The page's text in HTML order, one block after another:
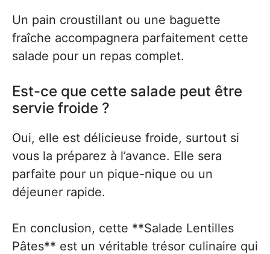
Un pain croustillant ou une baguette
fraîche accompagnera parfaitement cette
salade pour un repas complet.
Est-ce que cette salade peut être
servie froide ?
Oui, elle est délicieuse froide, surtout si
vous la préparez à l’avance. Elle sera
parfaite pour un pique-nique ou un
déjeuner rapide.
En conclusion, cette **Salade Lentilles
Pâtes** est un véritable trésor culinaire qui